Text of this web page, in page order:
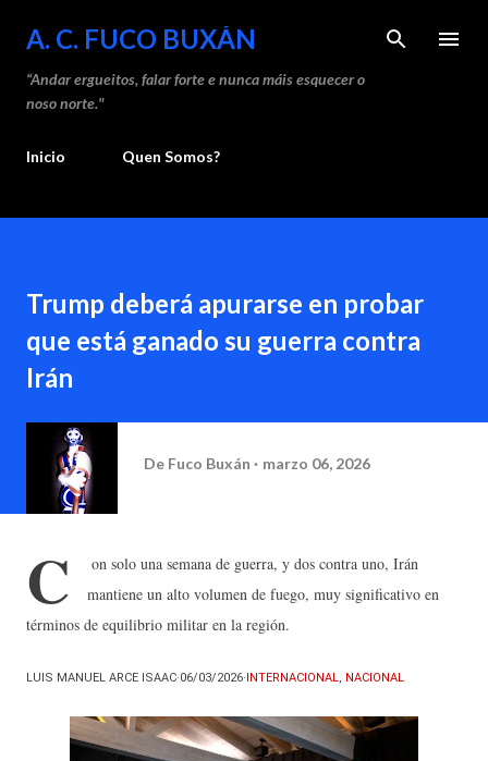
Saltar ao contido principal
A. C. FUCO BUXÁN
“Andar ergueitos, falar forte e nunca máis esquecer o
noso norte."
Inicio Quen Somos?
Trump deberá apurarse en probar
que está ganado su guerra contra
Irán
De Fuco Buxán marzo 06, 2026
C
on solo una semana de guerra, y dos contra uno, Irán
mantiene un alto volumen de fuego, muy significativo en
términos de equilibrio militar en la región.
LUIS MANUEL ARCE ISAAC·06/03/2026·INTERNACIONAL, NACIONAL